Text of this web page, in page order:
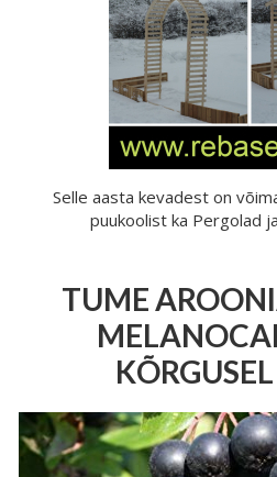
Selle aasta kevadest on
puukoolist ka Pergolad
TUME